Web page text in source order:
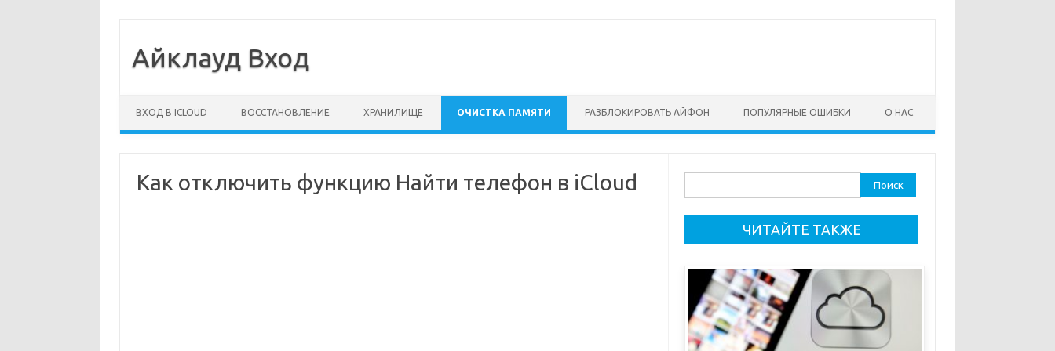
Айклауд Вход
ВХОД В ICLOUD ВОССТАНОВЛЕНИЕ ХРАНИЛИЩЕ ОЧИСТКА ПАМЯТИ РАЗБЛОКИРОВАТЬ АЙФОН ПОПУЛЯРНЫЕ ОШИБКИ О НАС
Как отключить функцию Найти телефон в iCloud
ЧИТАЙТЕ ТАКЖЕ